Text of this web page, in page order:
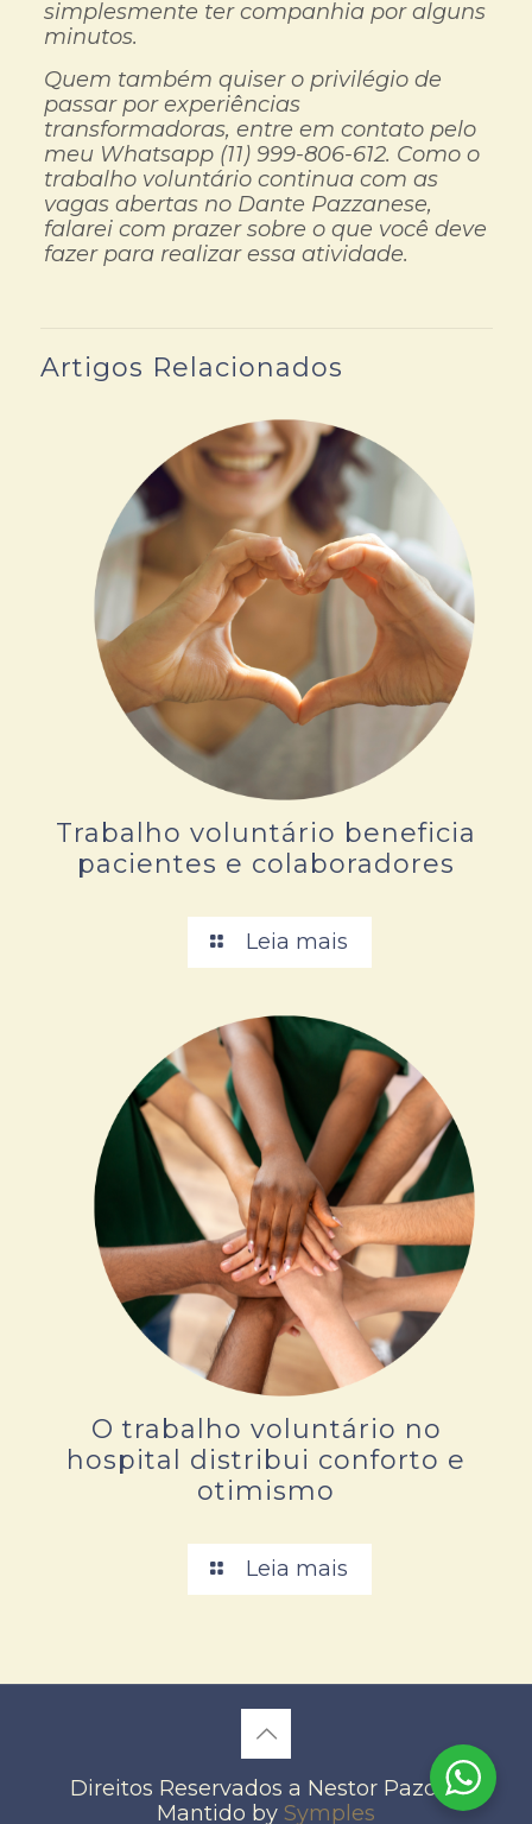
simplesmente ter companhia por alguns
minutos.
Quem também quiser o privilégio de
passar por experiências
transformadoras, entre em contato pelo
meu Whatsapp (11) 999-806-612. Como o
trabalho voluntário continua com as
vagas abertas no Dante Pazzanese,
falarei com prazer sobre o que você deve
fazer para realizar essa atividade.
Artigos Relacionados
Trabalho voluntário beneficia
pacientes e colaboradores
Leia mais
O trabalho voluntário no
hospital distribui conforto e
otimismo
Leia mais
Direitos Reservados a Nestor Pazos -
Mantido by Symples